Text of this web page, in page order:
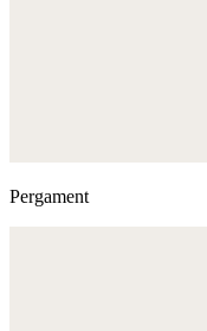
Pergament